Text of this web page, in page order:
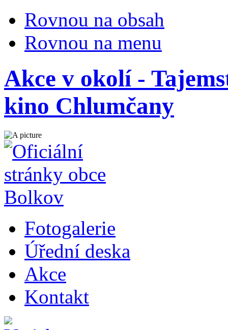
Rovnou na obsah
Rovnou na menu
Akce v okolí -
kino Chlumčany
Fotogalerie
Úřední deska
Akce
Kontakt